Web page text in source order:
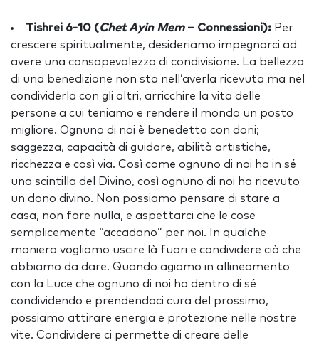
Tishrei 6-10 (Chet Ayin Mem– Connessioni): Per
crescere spiritualmente, desideriamo impegnarci ad
avere una consapevolezza di condivisione. La bellezza
di una benedizione non sta nell’averla ricevuta ma nel
condividerla con gli altri, arricchire la vita delle
persone a cui teniamo e rendere il mondo un posto
migliore. Ognuno di noi è benedetto con doni;
saggezza, capacità di guidare, abilità artistiche,
ricchezza e così via. Così come ognuno di noi ha in sé
una scintilla del Divino, così ognuno di noi ha ricevuto
un dono divino. Non possiamo pensare di stare a
casa, non fare nulla, e aspettarci che le cose
semplicemente “accadano” per noi. In qualche
maniera vogliamo uscire là fuori e condividere ciò che
abbiamo da dare. Quando agiamo in allineamento
con la Luce che ognuno di noi ha dentro di sé
condividendo e prendendoci cura del prossimo,
possiamo attirare energia e protezione nelle nostre
vite. Condividere ci permette di creare delle